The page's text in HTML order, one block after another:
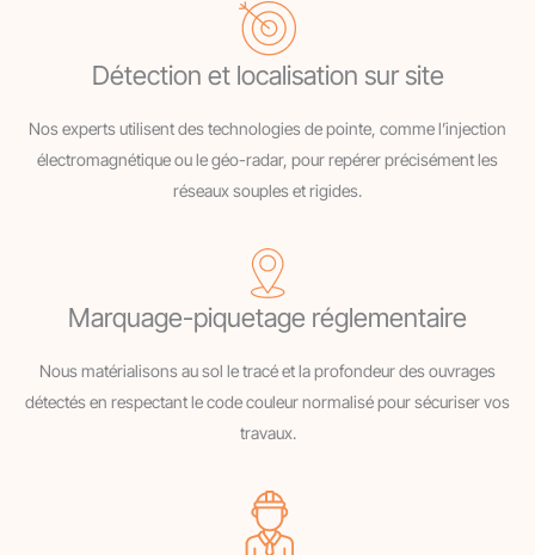
Détection et localisation sur site
Nos experts utilisent des technologies de pointe, comme l’injection
électromagnétique ou le géo-radar, pour repérer précisément les
réseaux souples et rigides.
Marquage-piquetage réglementaire
Nous matérialisons au sol le tracé et la profondeur des ouvrages
détectés en respectant le code couleur normalisé pour sécuriser vos
travaux.